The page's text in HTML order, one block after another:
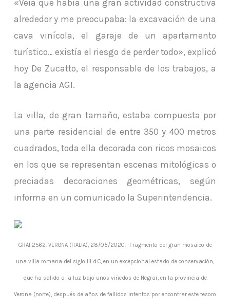
«Veía que había una gran actividad constructiva
alrededor y me preocupaba: la excavación de una
cava vinícola, el garaje de un apartamento
turístico… existía el riesgo de perder todo», explicó
hoy De Zucatto, el responsable de los trabajos, a
la agencia AGI.
La villa, de gran tamaño, estaba compuesta por
una parte residencial de entre 350 y 400 metros
cuadrados, toda ella decorada con ricos mosaicos
en los que se representan escenas mitológicas o
preciadas decoraciones geométricas, según
informa en un comunicado la Superintendencia.
GRAF2562. VERONA (ITALIA), 28/05/2020.- Fragmento del gran mosaico de
una villa romana del siglo III d.C, en un excepcional estado de conservación,
que ha salido a la luz bajo unos viñedos de Negrar, en la provincia de
Verona (norte), después de años de fallidos intentos por encontrar este tesoro